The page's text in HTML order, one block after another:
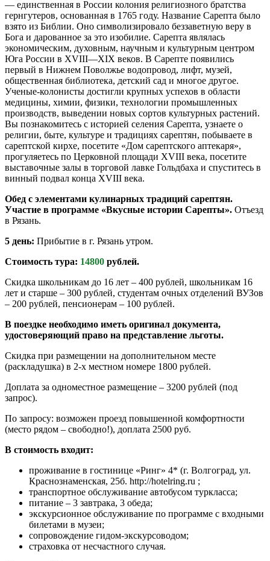
— единственная в России колония религиозного братства
гернгутеров, основанная в 1765 году. Название Сарепта было
взято из Библии. Оно символизировало беззаветную веру в
Бога и дарованное за это изобилие. Сарепта являлась
экономическим, духовным, научным и культурным центром
Юга России в XVIII—XIX веков. В Сарепте появились
первый в Нижнем Поволжье водопровод, лифт, музей,
общественная библиотека, детский сад и многое другое.
Ученые-колонисты достигли крупных успехов в области
медицины, химии, физики, технологии промышленных
производств, выведении новых сортов культурных растений.
Вы познакомитесь с историей селения Сарепта, узнаете о
религии, быте, культуре и традициях сарептян, побываете в
сарептской кирхе, посетите «Дом сарептского аптекаря»,
прогуляетесь по Церковной площади XVIII века, посетите
выставочные залы в торговой лавке Гольдбаха и спуститесь в
винный подвал конца XVIII века.
Обед с элементами кулинарных традиций сарептян.
Участие в программе «Вкусные истории Сарепты». Отъезд
в Рязань.
5 день: Прибытие в г. Рязань утром.
Стоимость тура: 14800 рублей.
Скидка школьникам до 16 лет – 400 рублей, школьникам 16
лет и старше – 300 рублей, студентам очных отделений ВУЗов
– 200 рублей, пенсионерам – 100 рублей.
В поездке необходимо иметь оригинал документа,
удостоверяющий право на представление льготы.
Скидка при размещении на дополнительном месте
(раскладушка) в 2-х местном номере 1800 рублей.
Доплата за одноместное размещение – 3200 рублей (под
запрос).
По запросу: возможен проезд повышенной комфортности
(место рядом – свободно!), доплата 2500 руб.
В стоимость входит:
проживание в гостинице «Ринг» 4* (г. Волгоград, ул.
Краснознаменская, 25б. http://hotelring.ru ;
транспортное обслуживание автобусом туркласса;
питание – 3 завтрака, 3 обеда;
экскурсионное обслуживание по программе с входными
билетами в музеи;
сопровождение гидом-экскурсоводом;
страховка от несчастного случая.